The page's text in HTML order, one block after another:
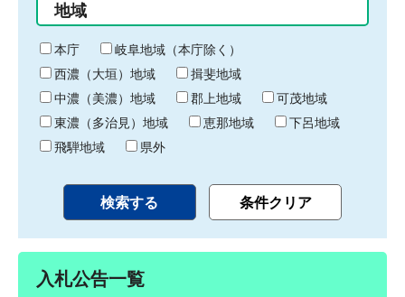
り
終
わ
り
地域
本庁
岐阜地域（本庁除く）
西濃（大垣）地域
揖斐地域
中濃（美濃）地域
郡上地域
可茂地域
東濃（多治見）地域
恵那地域
下呂地域
飛騨地域
県外
入札公告一覧